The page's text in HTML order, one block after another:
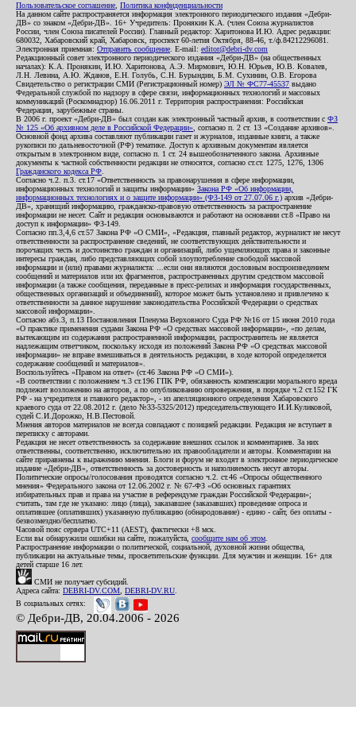
Пользовательское соглашение Политика конфиденциальности
На данном сайте распространяется информация электронного периодического издания «Дебри-
ДВ» со знаком «Дебри-ДВ». 16+ Учредитель: Пронякин К.А. (член Союза журналистов
России, член Союза писателей России). Главный редактор: Харитонова И.Ю. Адрес редакции:
680032, Хабаровский край, Хабаровск, проспект 60-летия Октября, 88-46, т./ф.84212296081.
Электронная приемная: Отправить сообщение . E-mail: editor@debri-dv.com
Редакционный совет электронного периодического издания «Дебри-ДВ» (на общественных
началах): К.А. Пронякин, И.Ю. Харитонова, А.Э. Мирмович, Ю.Н. Юрьев, Ю.В. Ковалев,
Л.Н. Левина, А.Ю. Жданов, Е.Н. Голубь, С.Н. Бурындин, Б.М. Сухинин, О.В. Егорова
Свидетельство о регистрации СМИ (Регистрационный номер) ЭЛ № ФС77-45537 выдано
Федеральной службой по надзору в сфере связи, информационных технологий и массовых
коммуникаций (Роскомнадзор) 16.06.2011 г. Территория распространения: Российская
Федерация, зарубежные страны.
В 2006 г. проект «Дебри-ДВ» был создан как электронный частный архив, в соответствии с ФЗ
№ 125 «Об архивном деле в Российской Федерации» , согласно п. 2 ст. 13 «Создание архивов».
Основной фонд архива составляют публикации газет и журналов, изданные книги, а также
рукописи по дальневосточной (РФ) тематике. Доступ к архивным документам является
открытым в электронном виде, согласно п. 1 ст. 24 вышеобозначенного закона. Архивные
документы к частной собственности редакции не относятся, согласно ст.ст. 1275, 1276, 1306
Гражданского кодекса РФ
Согласно ч.2. п.3. ст.17 «Ответственность за правонарушения в сфере информации,
информационных технологий и защиты информации» Закона РФ «Об информации,
информационных технологиях и о защите информации» (ФЗ-149 от 27.07.06 г.) архив «Дебри-
ДВ», хранящий информацию, гражданско-правовую ответственность за распространение
информации не несет. Сайт и редакция основываются и работают на основании ст.8 «Право на
доступ к информации» ФЗ-149.
Согласно пп.3,4,6 ст.57 Закона РФ «О СМИ», «Редакция, главный редактор, журналист не несут
ответственности за распространение сведений, не соответствующих действительности и
порочащих честь и достоинство граждан и организаций, либо ущемляющих права и законные
интересы граждан, либо представляющих собой злоупотребление свободой массовой
информации и (или) правами журналиста: ...если они являются дословным воспроизведением
сообщений и материалов или их фрагментов, распространенных другим средством массовой
информации (а также сообщения, переданные в пресс-релизах и информация государственных,
общественных организаций и объединений), которое может быть установлено и привлечено к
ответственности за данное нарушение законодательства Российской Федерации о средствах
массовой информации».
Согласно абз.3, п.13 Постановления Пленума Верховного Суда РФ №16 от 15 июня 2010 года
«О практике применения судами Закона РФ «О средствах массовой информации», «по делам,
вытекающим из содержания распространенной информации, распространитель не является
надлежащим ответчиком, поскольку исходя из положений Закона РФ «О средствах массовой
информации» не вправе вмешиваться в деятельность редакции, в ходе которой определяется
содержание сообщений и материалов».
Воспользуйтесь «Правом на ответ» (ст.46 Закона РФ «О СМИ»).
«В соответствии с положением ч.3 ст.196 ГПК РФ, обязанность компенсации морального вреда
подлежит возложению на авторов, а по опубликованию опровержения, в порядке ч.2 ст.152 ГК
РФ - на учредителя и главного редактор», - из апелляционного определения Хабаровского
краевого суда от 22.08.2012 г. (дело №33-5325/2012) председательствующего И.И.Куликовой,
судей С.И.Дорожко, Н.В.Пестовой.
Мнения авторов материалов не всегда совпадают с позицией редакции. Редакция не вступает в
переписку с авторами.
Редакция не несет ответственность за содержание внешних ссылок и комментариев. За них
ответственны, соответственно, исключительно их правообладатели и авторы. Комментарии на
сайте приравнены к выражению мнения. Блоги и форум не входят в электронное периодическое
издание «Дебри-ДВ», ответственность за достоверность и наполняемость несут авторы.
Политические опросы/голосования проводятся согласно ч.2. ст.46 «Опросы общественного
мнения» Федерального закона от 12.06.2002 г. № 67-ФЗ «Об основных гарантиях
избирательных прав и права на участие в референдуме граждан Российской Федерации»;
считать, там где не указано: лицо (лица), заказавшее (заказавших) проведение опроса и
оплатившее (оплативших) указанную публикацию (обнародование) - едино - сайт, без оплаты -
безвозмездно/бесплатно.
Часовой пояс сервера UTC+11 (AEST), фактически +8 мск.
Если вы обнаружили ошибки на сайте, пожалуйста, сообщите нам об этом
Распространение информации о политической, социальной, духовной жизни общества,
публикации на актуальные темы, просветительские функции. Для мужчин и женщин. 16+ для
детей старше 16 лет.
СМИ не получает субсидий.
Адреса сайта: DEBRI-DV.COM DEBRI-DV.RU
В социальных сетях:
© Дебри-ДВ, 20.04.2006 - 2026